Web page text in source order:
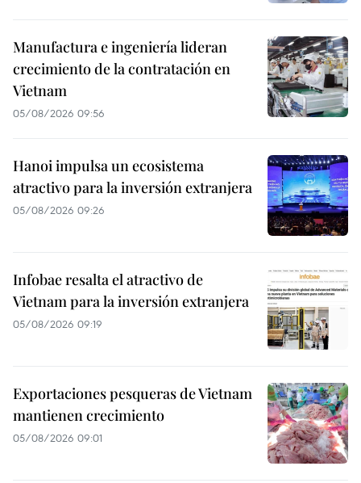
Manufactura e ingeniería lideran
crecimiento de la contratación en
Vietnam
05/08/2026 09:56
Hanoi impulsa un ecosistema
atractivo para la inversión extranjera
05/08/2026 09:26
Infobae resalta el atractivo de
Vietnam para la inversión extranjera
05/08/2026 09:19
Exportaciones pesqueras de Vietnam
mantienen crecimiento
05/08/2026 09:01